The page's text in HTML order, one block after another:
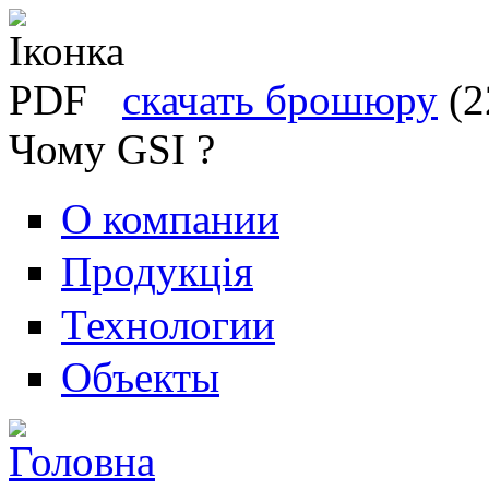
скачать брошюру
Чому GSI ?
О компании
Продукція
Технологии
Объекты